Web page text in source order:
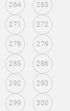
264 265
271 272
278 279
285 286
292 293
299 300